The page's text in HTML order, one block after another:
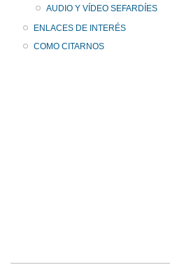
AUDIO Y VÍDEO SEFARDÍES
ENLACES DE INTERÉS
COMO CITARNOS